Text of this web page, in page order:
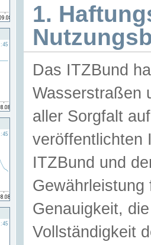
1.
Das ITZBund
Wasserstraßen
aller Sorgfalt
veröffentlichten
ITZBund und
Genauigkeit,
Vollständigkeit